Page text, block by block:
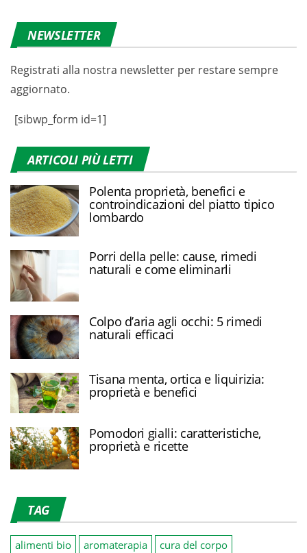
NEWSLETTER
Registrati alla nostra newsletter per restare sempre
aggiornato.
[sibwp_form id=1]
ARTICOLI PIÙ LETTI
Polenta proprietà, benefici e
controindicazioni del piatto tipico
lombardo
Porri della pelle: cause, rimedi
naturali e come eliminarli
Colpo d’aria agli occhi: 5 rimedi
naturali efficaci
Tisana menta, ortica e liquirizia:
proprietà e benefici
Pomodori gialli: caratteristiche,
proprietà e ricette
TAG
alimenti bio aromaterapia
cura del corpo